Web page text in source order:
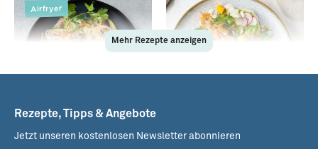
Airfryer
Garnelenbällchen aus
Fruchtiger Sommersalat
Mehr Rezepte anzeigen
Rezepte, Tipps & Angebote
Jetzt unseren kostenlosen Newsletter abonnieren